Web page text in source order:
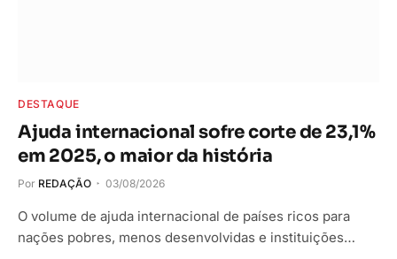
DESTAQUE
Ajuda internacional sofre corte de 23,1%
em 2025, o maior da história
Por REDAÇÃO 03/08/2026
O volume de ajuda internacional de países ricos para
nações pobres, menos desenvolvidas e instituições…